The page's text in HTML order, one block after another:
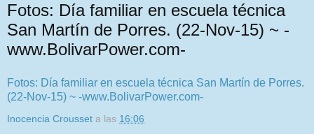
Fotos: Día familiar en escuela técnica
San Martín de Porres. (22-Nov-15) ~ -
www.BolivarPower.com-
Fotos: Día familiar en escuela técnica San Martín de Porres.
(22-Nov-15) ~ -www.BolivarPower.com-
Inocencia Crousset a las 16:06